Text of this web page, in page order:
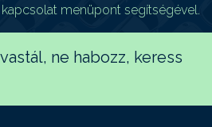
menüpont segítségével.
ne habozz, keress